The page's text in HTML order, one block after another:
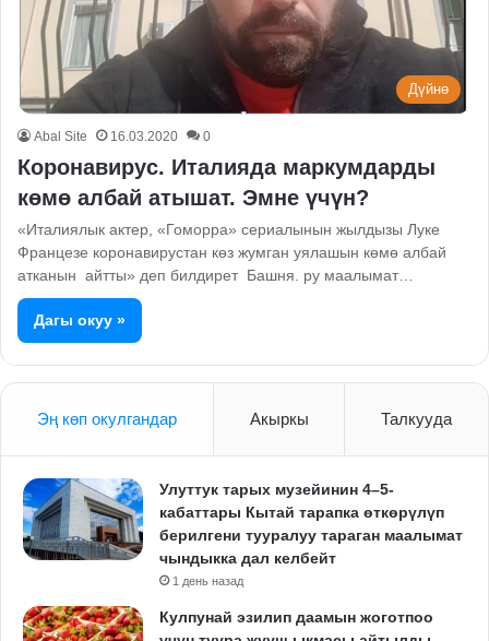
Дүйнө
Abal Site 16.03.2020 0
Коронавирус. Италияда маркумдарды
көмө албай атышат. Эмне үчүн?
«Италиялык актер, «Гоморра» сериалынын жылдызы Луке
Францезе коронавирустан көз жумган уялашын көмө албай
атканын айтты» деп билдирет Башня. ру маалымат…
Дагы окуу »
Эң көп окулгандар Акыркы Талкууда
Улуттук тарых музейинин 4–5-
кабаттары Кытай тарапка өткөрүлүп
берилгени тууралуу тараган маалымат
чындыкка дал келбейт
1 день назад
Кулпунай эзилип даамын жоготпоо